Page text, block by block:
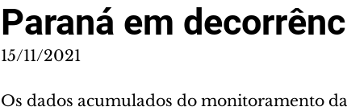
Paraná em
15/11/2021
Os dados acumulados do monitoramento